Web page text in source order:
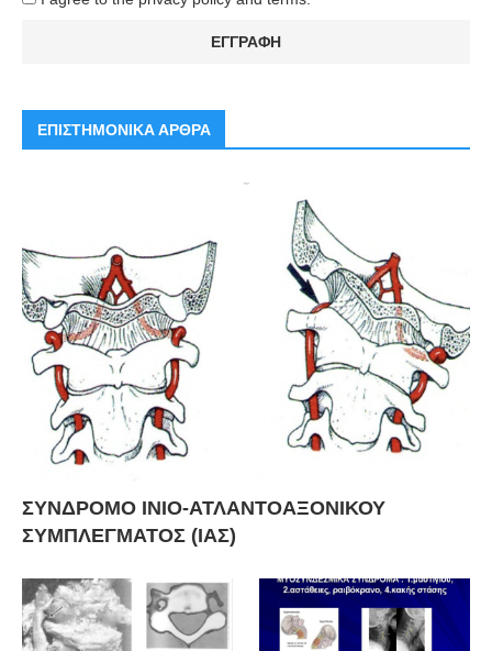
ΕΠΙΣΤΗΜΟΝΙΚΑ ΑΡΘΡΑ
ΣΥΝΔΡΟΜΟ ΙΝΙΟ-ΑΤΛΑΝΤΟΑΞΟΝΙΚΟΥ
ΣΥΜΠΛΕΓΜΑΤΟΣ (ΙΑΣ)